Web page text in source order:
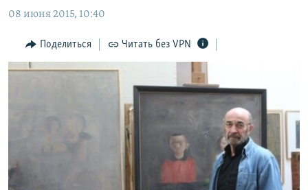
навигации
Вернутся
поиску
11 ЛЕТ ОККУПАЦИИ КРЫМА. 11 ИСТОРИЙ СОПРОТИВЛЕНИЯ
ЕЩЕ
ИНТЕРАКТИВ
ИНФОГРАФИКА
ТЕЛЕПРОЕКТ КРЫМ.РЕАЛИИ
СОВЕТЫ ПРАВОЗАЩИТНИКОВ
ПРОПАВШИЕ БЕЗ ВЕСТИ
РАДІО СВОБОДА
КАК ОБОЙТИ БЛОКИРОВКУ
ПРИСОЕДИНЯЙТЕСЬ!
08 июня 2015, 10:40
Поделиться Читать без VPN